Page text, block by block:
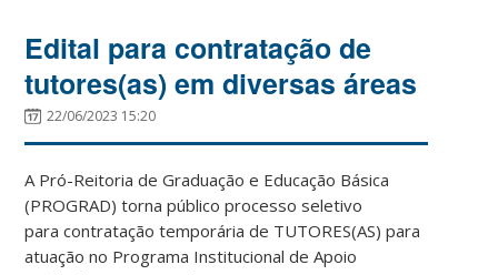
Edital para contratação de
tutores(as) em diversas áreas
22/06/2023 15:20
A Pró-Reitoria de Graduação e Educação Básica
(PROGRAD) torna público processo seletivo
para contratação temporária de TUTORES(AS) para
atuação no Programa Institucional de Apoio